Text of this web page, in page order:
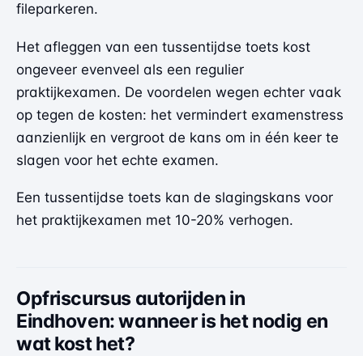
fileparkeren.
Het afleggen van een tussentijdse toets kost
ongeveer evenveel als een regulier
praktijkexamen. De voordelen wegen echter vaak
op tegen de kosten: het vermindert examenstress
aanzienlijk en vergroot de kans om in één keer te
slagen voor het echte examen.
Een tussentijdse toets kan de slagingskans voor
het praktijkexamen met 10-20% verhogen.
Opfriscursus autorijden in
Eindhoven: wanneer is het nodig en
wat kost het?